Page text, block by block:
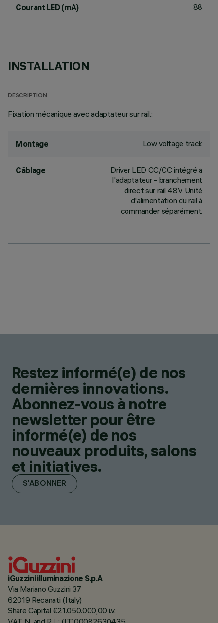
Courant LED (mA) 88
INSTALLATION
DESCRIPTION
Fixation mécanique avec adaptateur sur rail.;
Montage Low voltage track
Câblage
Driver LED CC/CC intégré à
l'adaptateur - branchement
direct sur rail 48V. Unité
d'alimentation du rail à
commander séparément.
Restez informé(e) de nos
dernières innovations.
Abonnez-vous à notre
newsletter pour être
informé(e) de nos
nouveaux produits, salons
et initiatives.
S'ABONNER
iGuzzini illuminazione S.p.A
Via Mariano Guzzini 37
62019 Recanati (Italy)
Share Capital €21.050.000,00 i.v.
VAT N. and R.I. : (IT)00082630435